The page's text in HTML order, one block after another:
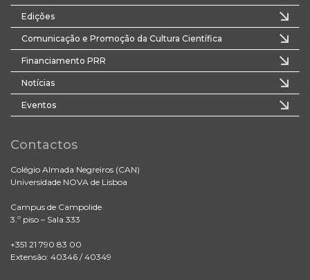
Edições
Comunicação e Promoção da Cultura Científica
Financiamento PRR
Notícias
Eventos
Contactos
Colégio Almada Negreiros (CAN)
Universidade NOVA de Lisboa
Campus de Campolide
3.º piso – Sala 333
+351 21 790 83 00
Extensão: 40346 / 40349